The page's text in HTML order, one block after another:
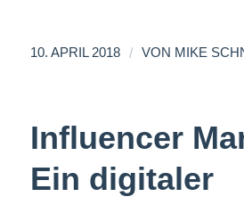
10. APRIL 2018 / VON MIKE
Influencer
Ein digitaler